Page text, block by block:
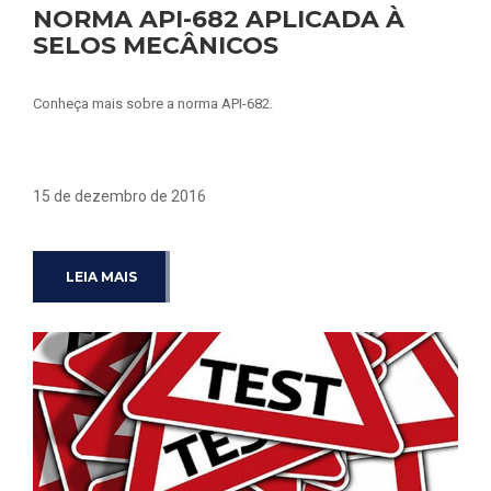
NORMA API-682 APLICADA À
SELOS MECÂNICOS
Conheça mais sobre a norma API-682.
15 de dezembro de 2016
LEIA MAIS